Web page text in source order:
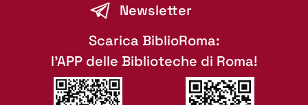
Newsletter
Scarica BiblioRoma:
l'APP delle Biblioteche di Roma!